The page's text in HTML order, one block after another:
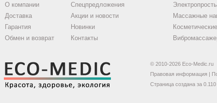
О компании
Доставка
Гарантия
Обмен и возврат
Спецпредложения
Акции и новости
Новинки
Контакты
Массажные
© 2010-2026 Eco-Medic.ru
Правовая информация |
Страница создана за